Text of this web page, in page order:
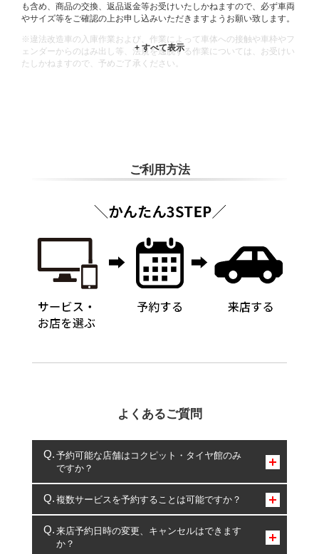
も含め、商品の交換、返品返金等お受けいたしかねますので、必ず車両
やサイズ等をご確認の上お申し込みいただきますようお願い致します。
※違法改造車の入庫作業および、作業によって車体への接触や車枠やフ
ェンダーからのはみ出し等、法規を逸脱する作業については、お受けい
たしかねますので、予めご了承ください。
ご利用方法
よくあるご質問
予約可能な店舗はコクピット・タイヤ館のみ
ですか？
コクピット・タイヤ館のみとなります。
複数サービスを予約することは可能ですか？
複数サービスのご予約は可能です。
一部の商品・サービスの組み合わせに限り、同時にご予約が
来店予約日時の変更、キャンセルはできます
か？